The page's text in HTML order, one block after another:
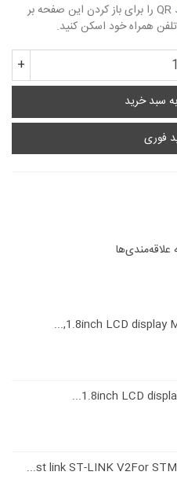
+
سبد خرید
فوری
علاقه‌مندی‌ها
st link ST-LINK V2For